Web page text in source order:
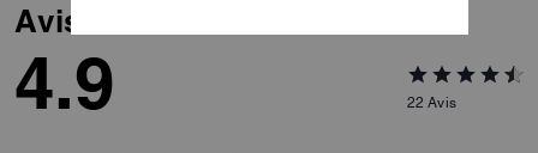
Avis
4.9 22 Avis